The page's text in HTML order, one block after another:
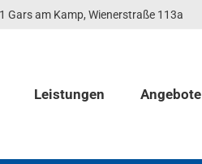
Gars am Kamp, Wienerstraße 113a
Leistungen Angebote